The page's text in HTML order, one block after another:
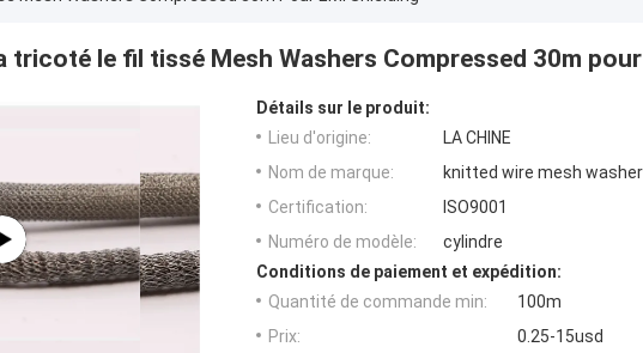
tricoté le fil tissé Mesh Washers Compressed 30m
Détails sur le produit:
Lieu d'origine:
LA CHINE
Nom de marque:
knitted wire mesh
Certification:
ISO9001
Numéro de modèle:
cylindre
Conditions de paiement et expédition:
Quantité de commande min:
100m
Prix:
0.25-15usd